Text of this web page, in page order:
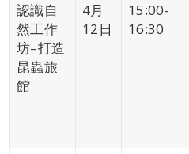
認識自
然工作
坊–打造
昆蟲旅
館
4月
12日
15:00-
16:30